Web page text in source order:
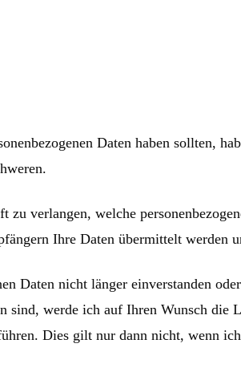
Daten haben sollten,
verlangen, welche
Ihre Daten übermittelt werden
Daten nicht länger einverstanden
sind, werde ich auf Ihren Wunsch die
Dies gilt nur dann nicht, wenn